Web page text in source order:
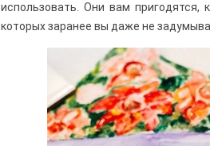
использовать. Они вам пригодятся,
которых заранее вы даже не